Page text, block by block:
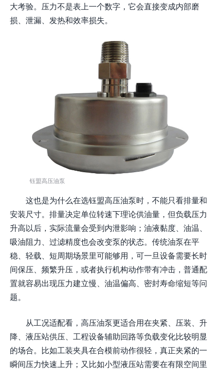
大考验。压力不是表上一个数字，它会直接变成内部磨
损、泄漏、发热和效率损失。
钰盟高压油泵
这也是为什么在选钰盟高压油泵时，不能只看排量和
安装尺寸。排量决定单位转速下理论供油量，但负载压力
升高以后，实际流量会受到内泄影响；油液黏度、油温、
吸油阻力、过滤精度也会改变泵的状态。传统油泵在平
稳、轻载、短周期场景里可能够用，可一旦设备需要长时
间保压、频繁升压，或者执行机构动作带有冲击，普通配
置就容易出现压力建立慢、油温偏高、密封寿命缩短等问
题。
从工况适配看，高压油泵更适合用在夹紧、压装、升
降、液压站供压、工程设备辅助回路等负载变化比较明显
的场合。比如工装夹具在合模前动作很轻，真正夹紧的一
瞬间压力快速上升；又比如小型液压站需要在有限空间里